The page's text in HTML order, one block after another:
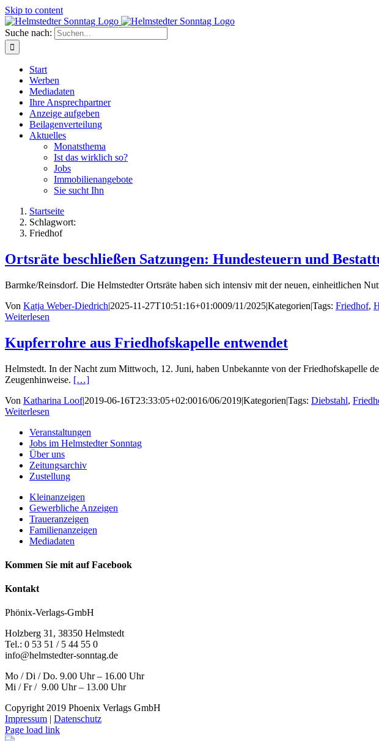
Skip to content
Suche nach:
Start
Werben
Mediadaten
Ihre Ansprechpartner
Anzeige aufgeben
Beilagenverteilung
Aktuelles
Monatsthema
Ist das wirklich so?
Jobs
Immobilienangebote
Sie sucht Ihn
Startseite
Schlagwort:
Friedhof
Ortsräte beschließen Satzungen: Hundesteuern und
Barmke/Reinsdorf. Die Helmstedter Ortsräte haben sich intensiv mit der neuen, einheitlichen
Von Katja Weber-Diedrich|2025-11-27T10:51:16+01:0009/11/2025|Kategorien|Tags: Friedhof,
Weiterlesen
Kupferrohre aus Friedhofskapelle entwendet
Helmstedt. In der Nacht zum Mittwoch, 12. Juni, haben Unbekannte von der Friedhofskapelle
Zeugenhinweise. […]
Von Katharina Loof|2019-06-16T23:33:05+02:0016/06/2019|Kategorien|Tags: Diebstahl,
Weiterlesen
Veranstaltungen
Jobs im Helmstedter Sonntag
Über uns
Zeitungsarchiv
Zustellung
Kleinanzeigen
Gewerbliche Anzeigen
Traueranzeigen
Familienanzeigen
Mediadaten
Kommen Sie mit auf Facebook
Kontakt
Phönix-Verlags-GmbH
Holzberg 31, 38350 Helmstedt
Tel.: 0 53 51 / 5 44 55 0
info@helmstedter-sonntag.de
Mo / Di / Do. 9.00 Uhr – 16.00 Uhr
Mi / Fr / 9.00 Uhr – 13.00 Uhr
Copyright 2019 Phoenix Verlags GmbH
Impressum | Datenschutz
Page load link